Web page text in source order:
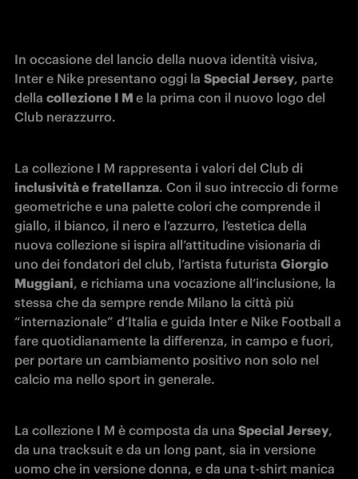
In occasione del lancio della nuova identità visiva,
Inter e Nike presentano oggi la Special Jersey, parte
della collezione I M e la prima con il nuovo logo del
Club nerazzurro.
inclusività e fratellanza. Con il suo intreccio di forme
geometriche e una palette colori che comprende il
giallo, il bianco, il nero e l’azzurro, l’estetica della
nuova collezione si ispira all’attitudine visionaria di
uno dei fondatori del club, l’artista futurista Giorgio
Muggiani, e richiama una vocazione all’inclusione, la
stessa che da sempre rende Milano la città più
“internazionale” d’Italia e guida Inter e Nike Football a
fare quotidianamente la differenza, in campo e fuori,
per portare un cambiamento positivo non solo nel
calcio ma nello sport in generale.
La collezione I M è composta da una Special Jersey,
da una tracksuit e da un long pant, sia in versione
uomo che in versione donna, e da una t-shirt manica